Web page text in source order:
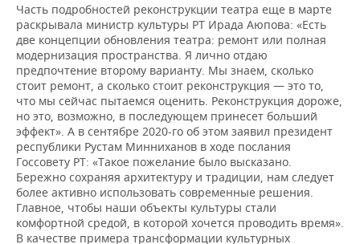
Часть подробностей реконструкции театра еще в марте
раскрывала министр культуры РТ Ирада Аюпова: «Есть
две концепции обновления театра: ремонт или полная
модернизация пространства. Я лично отдаю
предпочтение второму варианту. Мы знаем, сколько
стоит ремонт, а сколько стоит реконструкция — это то,
что мы сейчас пытаемся оценить. Реконструкция дороже,
но это, возможно, в последующем принесет больший
эффект». А в сентябре 2020-го об этом заявил президент
республики Рустам Минниханов в ходе послания
Госсовету РТ: «Такое пожелание было высказано.
Бережно сохраняя архитектуру и традиции, нам следует
более активно использовать современные решения.
Главное, чтобы наши объекты культуры стали
комфортной средой, в которой хочется проводить время».
В качестве примера трансформации культурных